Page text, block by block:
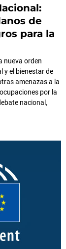
de
para la
nueva orden
y el bienestar de
amenazas a la
por la
nacional,